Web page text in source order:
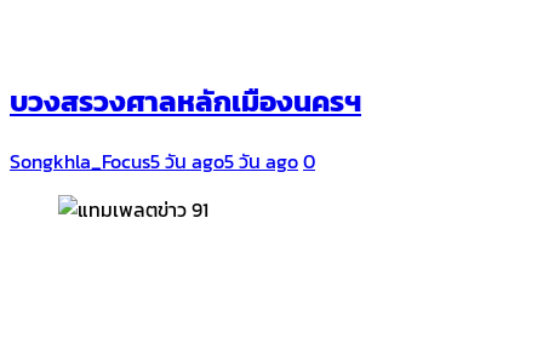
บวงสรวงศาลหลักเมืองนครฯ
Songkhla_Focus5 วัน ago5 วัน ago0